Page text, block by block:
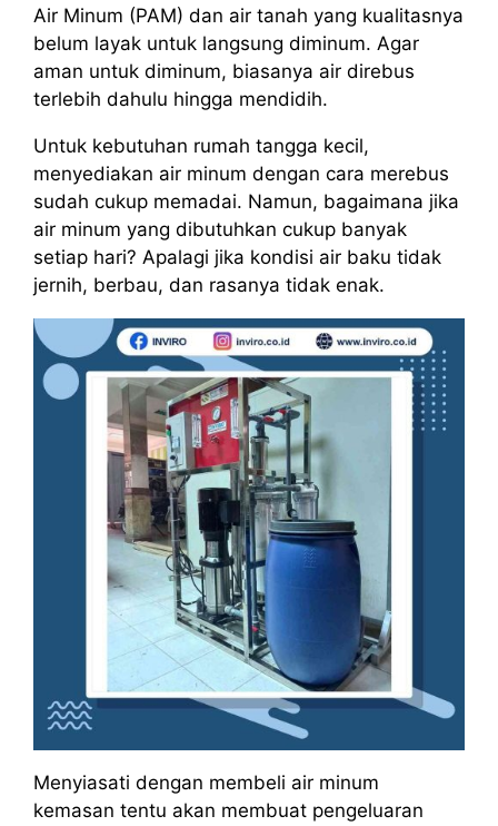
Air Minum (PAM) dan air tanah yang kualitasnya
belum layak untuk langsung diminum. Agar
aman untuk diminum, biasanya air direbus
terlebih dahulu hingga mendidih.
Untuk kebutuhan rumah tangga kecil,
menyediakan air minum dengan cara merebus
sudah cukup memadai. Namun, bagaimana jika
air minum yang dibutuhkan cukup banyak
setiap hari? Apalagi jika kondisi air baku tidak
jernih, berbau, dan rasanya tidak enak.
Menyiasati dengan membeli air minum
kemasan tentu akan membuat pengeluaran